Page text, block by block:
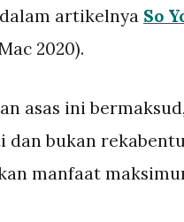
artikelnya So
Mac 2020).
asas ini
bukan
manfaat